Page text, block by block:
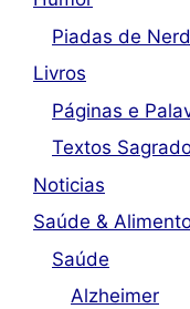
Piadas de Nerd
Livros
Páginas e
Textos
Noticias
Saúde &
Saúde
Alzheimer